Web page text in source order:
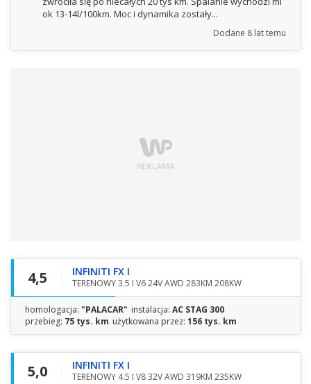
ok 13-14l/100km. Moc i dynamika zostały...
Dodane 8 lat temu
4,5 INFINITI FX I
TERENOWY 3.5 I V6 24V AWD 283KM 208KW
homologacja: "PALACAR" instalacja: AC STAG 300
przebieg: 75 tys. km użytkowana przez: 156 tys. km
5,0 INFINITI FX I
TERENOWY 4.5 I V8 32V AWD 319KM 235KW